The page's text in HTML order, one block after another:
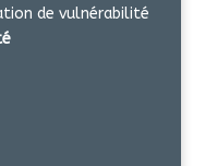
de vulnérabilité